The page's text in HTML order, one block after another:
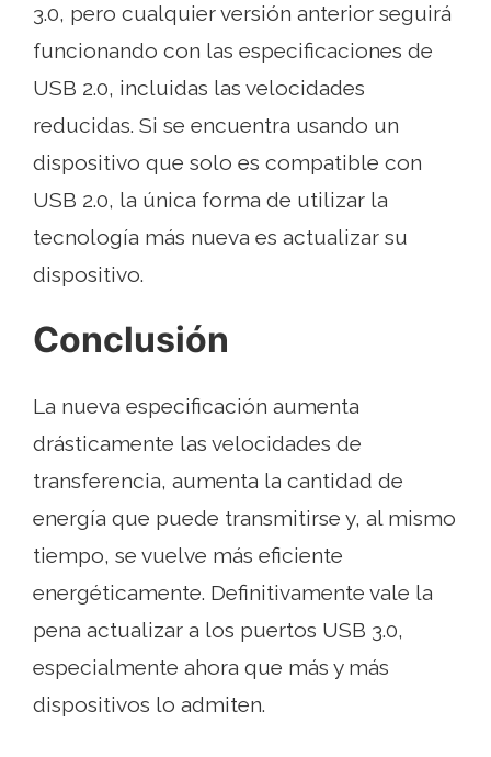
3.0, pero cualquier versión anterior seguirá
funcionando con las especificaciones de
USB 2.0, incluidas las velocidades
reducidas. Si se encuentra usando un
dispositivo que solo es compatible con
USB 2.0, la única forma de utilizar la
tecnología más nueva es actualizar su
dispositivo.
Conclusión
La nueva especificación aumenta
drásticamente las velocidades de
transferencia, aumenta la cantidad de
energía que puede transmitirse y, al mismo
tiempo, se vuelve más eficiente
energéticamente. Definitivamente vale la
pena actualizar a los puertos USB 3.0,
especialmente ahora que más y más
dispositivos lo admiten.